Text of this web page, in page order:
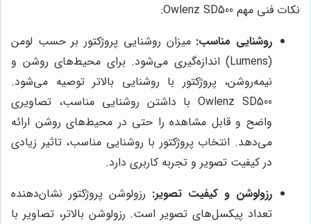
نکات فنی مهم Owlenz SD500:
روشنایی مناسب: میزان روشنایی پروژکتور بر حسب لومن
(Lumens) اندازه‌گیری می‌شود. برای محیط‌های روشن و
نیمه‌روشن، پروژکتور با روشنایی بالاتر توصیه می‌شود.
Owlenz SD500 با داشتن روشنایی مناسب، تصاویری
واضح و قابل مشاهده را حتی در محیط‌های روشن ارائه
می‌دهد. انتخاب پروژکتور با روشنایی مناسب، تاثیر زیادی
در کیفیت تصویر و تجربه کاربری دارد.
رزولوشن و کیفیت تصویر: رزولوشن پروژکتور نشان‌دهنده
تعداد پیکسل‌های تصویر است. رزولوشن بالاتر، تصاویر با